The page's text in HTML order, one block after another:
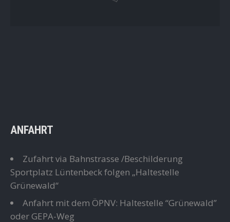
ANFAHRT
Zufahrt via Bahnstrasse /Beschilderung
Sportplatz Lüntenbeck folgen „Haltestelle
Grünewald“
Anfahrt mit dem ÖPNV: Haltestelle “Grünewald”
oder GEPA-Weg